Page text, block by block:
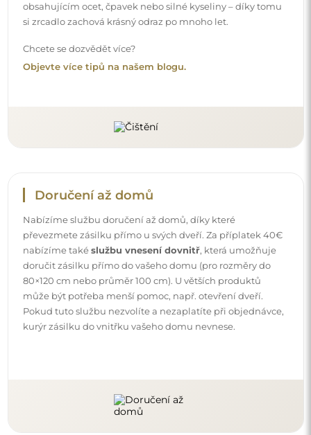
obsahujícím ocet, čpavek nebo silné kyseliny – díky tomu
si zrcadlo zachová krásný odraz po mnoho let.
Chcete se dozvědět více?
Objevte více tipů na našem blogu.
Doručení až domů
Nabízíme službu doručení až domů, díky které
převezmete zásilku přímo u svých dveří. Za příplatek 40€
nabízíme takéslužbu vnesení dovnitř, která umožňuje
doručit zásilku přímo do vašeho domu (pro rozměry do
80×120 cm nebo průměr 100 cm). U větších produktů
může být potřeba menší pomoc, např. otevření dveří.
Pokud tuto službu nezvolíte a nezaplatíte při objednávce,
kurýr zásilku do vnitřku vašeho domu nevnese.